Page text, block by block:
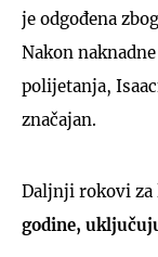
je odgođena
Nakon
polijetanja,
značajan.
Daljnji rokovi za
godine,